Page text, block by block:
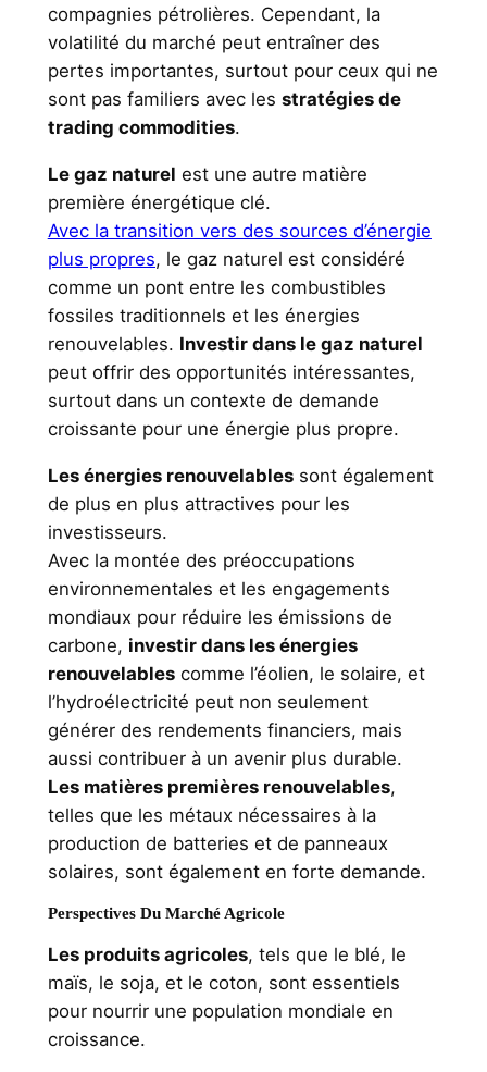
compagnies pétrolières. Cependant, la
volatilité du marché peut entraîner des
pertes importantes, surtout pour ceux qui ne
sont pas familiers avec les stratégies de
trading commodities.
Le gaz naturel est une autre matière
première énergétique clé.
Avec la transition vers des sources d’énergie
plus propres, le gaz naturel est considéré
comme un pont entre les combustibles
fossiles traditionnels et les énergies
renouvelables. Investir dans le gaz naturel
peut offrir des opportunités intéressantes,
surtout dans un contexte de demande
croissante pour une énergie plus propre.
Les énergies renouvelablessont également
de plus en plus attractives pour les
investisseurs.
Avec la montée des préoccupations
environnementales et les engagements
mondiaux pour réduire les émissions de
carbone, investir dans les énergies
renouvelablescomme l’éolien, le solaire, et
l’hydroélectricité peut non seulement
générer des rendements financiers, mais
aussi contribuer à un avenir plus durable.
Les matières premières renouvelables,
telles que les métaux nécessaires à la
production de batteries et de panneaux
solaires, sont également en forte demande.
Perspectives Du Marché Agricole
Les produits agricoles, tels que le blé, le
maïs, le soja, et le coton, sont essentiels
pour nourrir une population mondiale en
croissance.